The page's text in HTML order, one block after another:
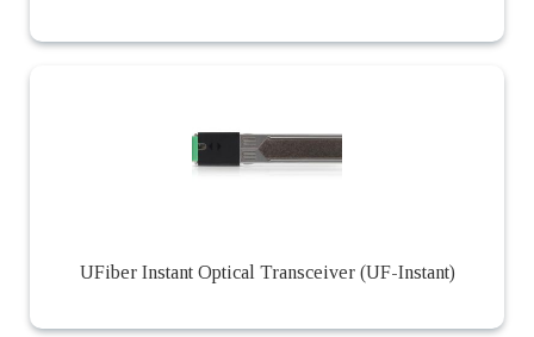
UFiber Instant Optical Transceiver (UF-Instant)